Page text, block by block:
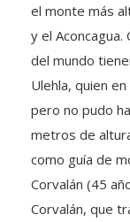
el monte más
y el
del mundo
Ulehla, quien
pero no pudo
metros de
como guía de
Corvalán (45
Corvalán, que